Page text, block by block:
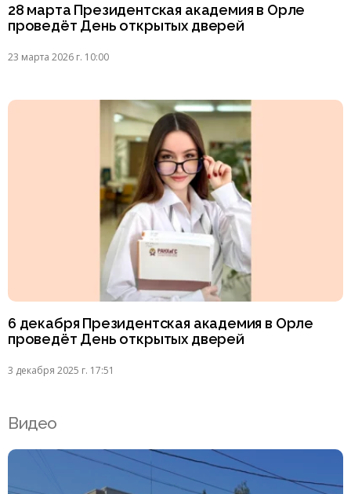
28 марта Президентская академия в Орле
проведёт День открытых дверей
23 марта 2026 г. 10:00
6 декабря Президентская академия в Орле
проведёт День открытых дверей
3 декабря 2025 г. 17:51
Видео